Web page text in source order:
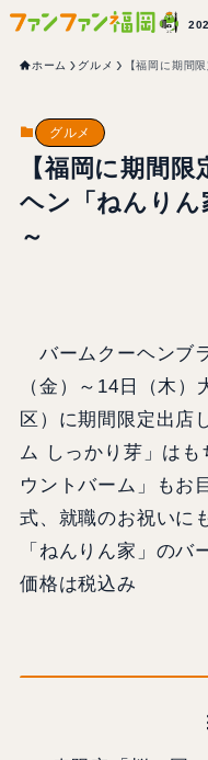
ホーム グルメ 【福岡に期間
グルメ
【福岡に期間
ヘン「ねんり
～
バームクーヘンブ
（金）～14日（木
区）に期間限定出店
ム しっかり芽」は
ウントバーム」もお
式、就職のお祝いに
「ねんりん家」の
価格は税込み